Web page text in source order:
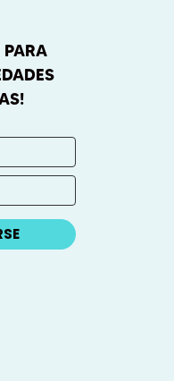
PARA